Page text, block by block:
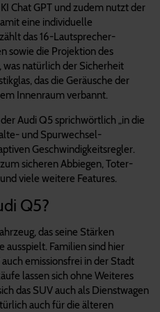
Chat GPT und zudem nutzt der
eine individuelle
das 16-Lautsprecher-
sowie die Projektion des
natürlich der Sicherheit
das die Geräusche der
Innenraum verbannt.
Audi Q5 sprichwörtlich „in die
und Spurwechsel-
Geschwindigkeitsregler.
sicheren Abbiegen, Toter-
viele weitere Features.
Q5?
das seine Stärken
ausspielt. Familien sind hier
emissionsfrei in der Stadt
lassen sich ohne Weiteres
das SUV auch als Dienstwagen
auch für die älteren